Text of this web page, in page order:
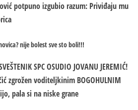
potpuno izgubio razum: Priviđaju mu
nije bolest sve sto boli!!!
SPC OSUDIO JOVANU JEREMIĆ!
zgrožen voditeljkinim BOGOHULNIM
pala si na niske grane